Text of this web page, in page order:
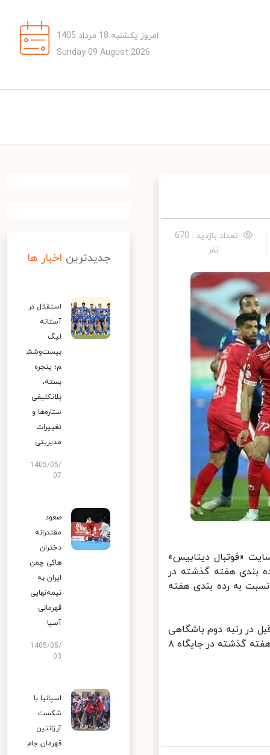
امروز یکشنبه 18 مرداد 1405
Sunday 09 August 2026
تعداد بازدید : 670
نفر
«فوتبال دیتابیس»
نسبت به رده بندی هفته گذشته در
قاره کهن باقی ماند و با ۲ پله صعود نسبت به رده بندی هفته
هفته قبل در رتبه دوم باشگاهی
ایران باقی ماند. شاگردان فرهاد مجیدی با یک پله صعود نسبت به رده بندی هفته گذشته در جایگاه ۸
جدیدترین اخبار ها
استقلال در
آستانه
لیگ
بیست‌وشش
م؛ پنجره
بسته،
بلاتکلیفی
ستاره‌ها و
تغییرات
مدیریتی
1405/05/
07
صعود
مقتدرانه
دختران
هاکی چمن
ایران به
نیمه‌نهایی
قهرمانی
آسیا
1405/05/
03
اسپانیا با
شکست
آرژانتین
قهرمان جام